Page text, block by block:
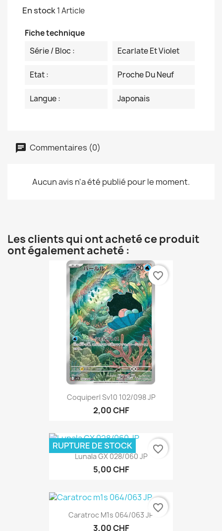
En stock1 Article
Fiche technique
Série / Bloc :
Ecarlate Et Violet
Etat : Proche Du Neuf
Langue : Japonais
Commentaires (0)
Aucun avis n'a été publié pour le moment.
Les clients qui ont acheté ce produit
ont également acheté :
Coquiperl Sv10 102/098 JP
2,00 CHF
favorite_border
Lunala GX 028/060 JP
5,00 CHF
RUPTURE DE STOCK favorite_border
Caratroc M1s 064/063 JP
3,00 CHF
favorite_border